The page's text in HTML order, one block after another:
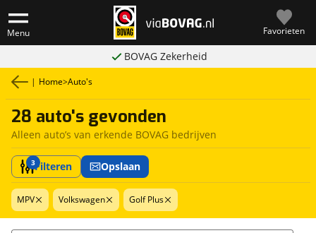
Menu Favorieten
BOVAG Zekerheid
| Home>Auto's
28 auto's gevonden
Alleen auto’s van erkende BOVAG bedrijven
3Filteren Opslaan
MPV Volkswagen Golf Plus